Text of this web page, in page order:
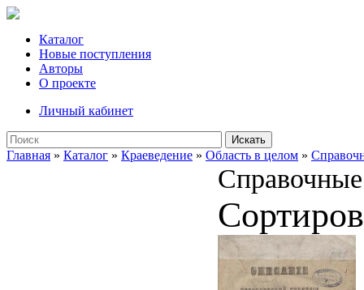
Каталог
Новые поступления
Авторы
О проекте
Личный кабинет
Искать
Главная » Каталог » Краеведение » Область в целом »